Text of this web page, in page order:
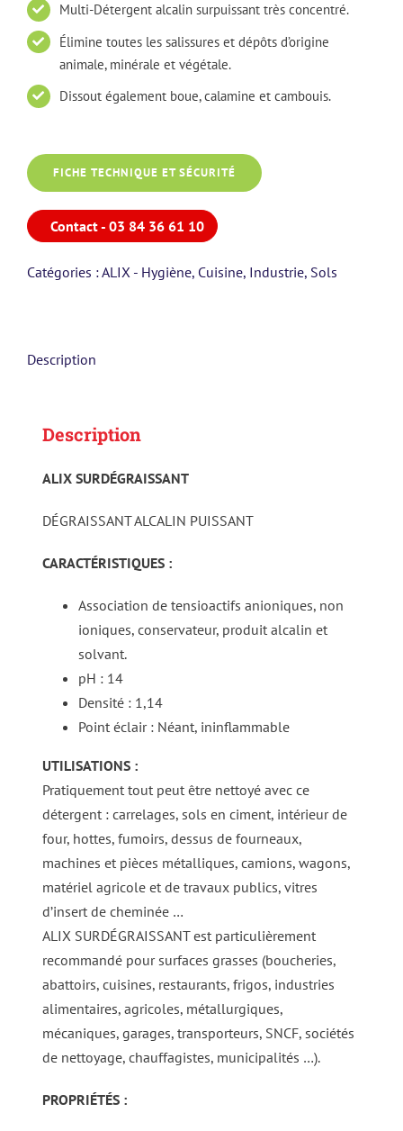
Multi-Détergent alcalin surpuissant très concentré.
Élimine toutes les salissures et dépôts d’origine
animale, minérale et végétale.
Dissout également boue, calamine et cambouis.
FICHE TECHNIQUE ET SÉCURITÉ
Contact - 03 84 36 61 10
Catégories :ALIX - Hygiène, Cuisine, Industrie, Sols
Description
Description
ALIX SURDÉGRAISSANT
DÉGRAISSANT ALCALIN PUISSANT
CARACTÉRISTIQUES :
Association de tensioactifs anioniques, non
ioniques, conservateur, produit alcalin et
solvant.
pH : 14
Densité : 1,14
Point éclair : Néant, ininflammable
UTILISATIONS :
Pratiquement tout peut être nettoyé avec ce
détergent : carrelages, sols en ciment, intérieur de
four, hottes, fumoirs, dessus de fourneaux,
machines et pièces métalliques, camions, wagons,
matériel agricole et de travaux publics, vitres
d’insert de cheminée …
ALIX SURDÉGRAISSANT est particulièrement
recommandé pour surfaces grasses (boucheries,
abattoirs, cuisines, restaurants, frigos, industries
alimentaires, agricoles, métallurgiques,
mécaniques, garages, transporteurs, SNCF, sociétés
de nettoyage, chauffagistes, municipalités …).
PROPRIÉTÉS :